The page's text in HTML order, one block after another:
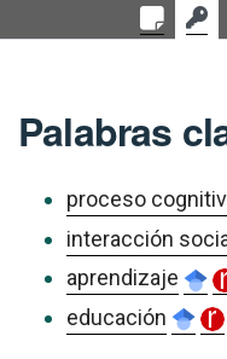
Palabras
proceso
interacción
aprendizaje
educación